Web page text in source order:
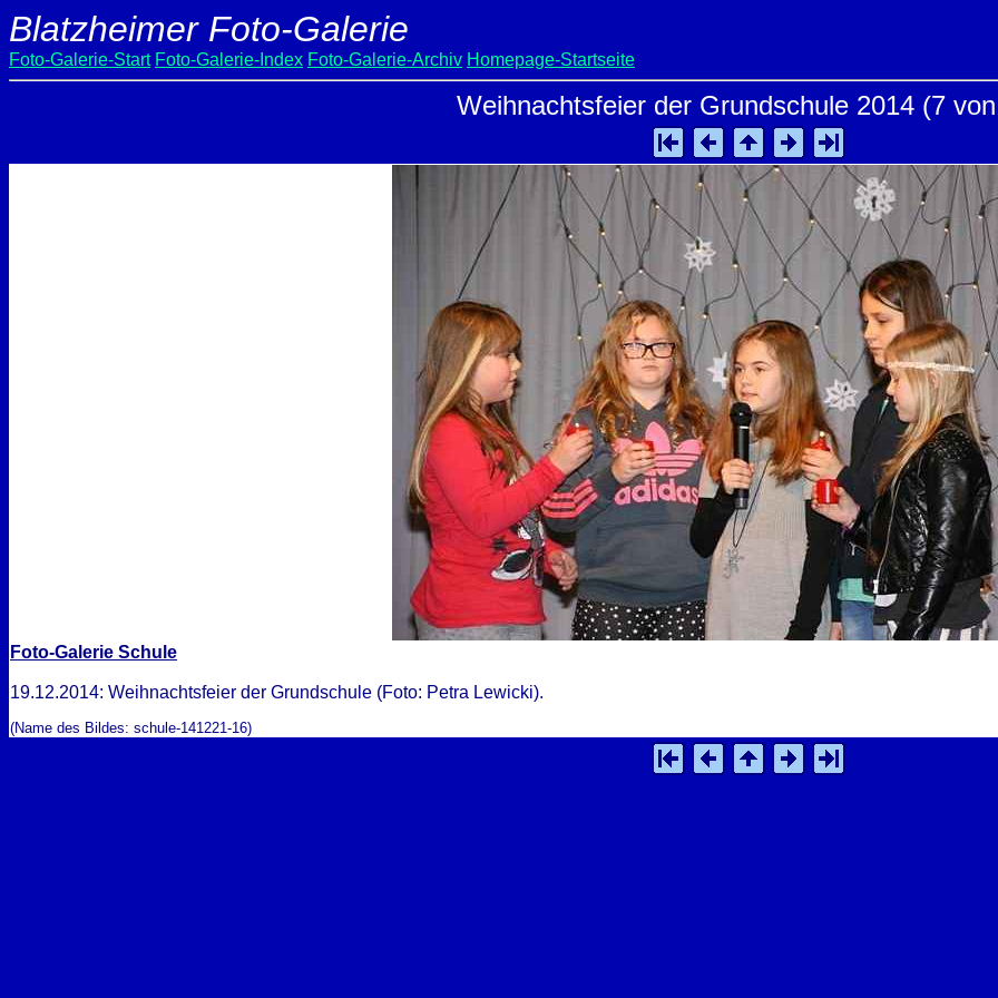
Blatzheimer Foto-Galerie
Foto-Galerie-Start Foto-Galerie-Index Foto-Galerie-Archiv Homepage-Startseite
Weihnachtsfeier der Grundschule 2014 (7
Foto-Galerie Schule
19.12.2014: Weihnachtsfeier der Grundschule (Foto: Petra Lewicki).
(Name des Bildes: schule-141221-16)